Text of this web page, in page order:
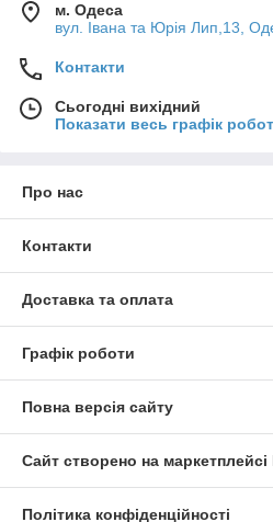
м. Одеса
вул. Івана та Юрія Лип,13,
Контакти
Сьогодні вихідний
Показати весь графік
Про нас
Контакти
Доставка та оплата
Графік роботи
Повна версія сайту
Сайт створено на маркетплейсі
Політика конфіденційності